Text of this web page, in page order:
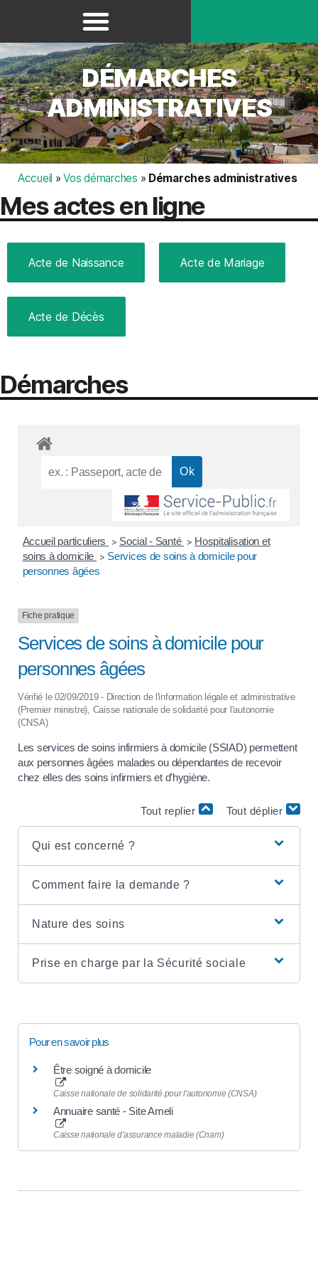
DÉMARCHES
ADMINISTRATIVES
Accueil »Vos démarches » Démarches administratives
Mes actes en ligne
Acte de Naissance Acte de Mariage
Acte de Décès
Démarches
Accueil particuliers > Social - Santé > Hospitalisation et
soins à domicile > Services de soins à domicile pour
personnes âgées
Fiche pratique
Services de soins à domicile pour
personnes âgées
Vérifié le 02/09/2019 - Direction de l'information légale et administrative
(Premier ministre), Caisse nationale de solidarité pour l'autonomie
(CNSA)
Les services de soins infirmiers à domicile (SSIAD) permettent
aux personnes âgées malades ou dépendantes de recevoir
chez elles des soins infirmiers et d'hygiène.
Tout replier Tout déplier
Qui est concerné ?
Comment faire la demande ?
Nature des soins
Prise en charge par la Sécurité sociale
Pour en savoir plus
Être soigné à domicile
Caisse nationale de solidarité pour l'autonomie (CNSA)
Annuaire santé - Site Ameli
Caisse nationale d'assurance maladie (Cnam)